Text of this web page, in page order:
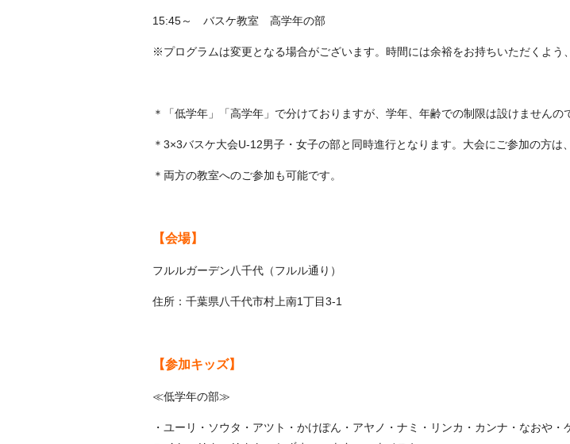
15:45～ バスケ教室 高学年の部
※プログラムは変更となる場合がございます。時間には余裕をお持ちいただくよう
＊「低学年」「高学年」で分けておりますが、学年、年齢での制限は設けません
＊3×3バスケ大会U-12男子・女子の部と同時進行となります。大会にご参加の方は
＊両方の教室へのご参加も可能です。
【会場】
フルルガーデン八千代（フルル通り）
住所：千葉県八千代市村上南1丁目3-1
【参加キッズ】
≪低学年の部≫
・ユーリ・ソウタ・アツト・かけぽん・アヤノ・ナミ・リンカ・カンナ・なおや